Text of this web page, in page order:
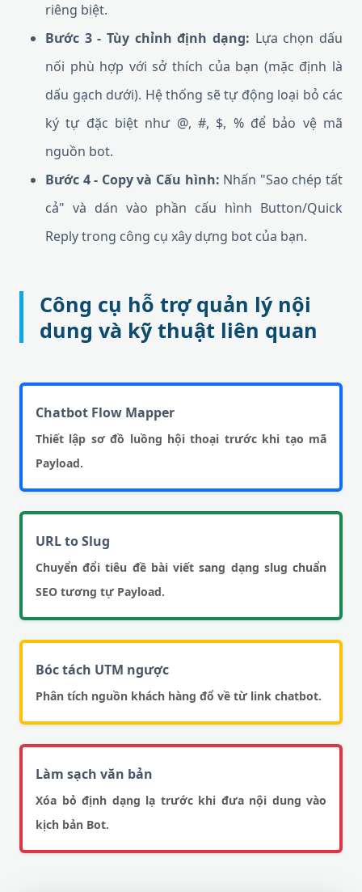
riêng biệt.
Bước 3 - Tùy chỉnh định dạng: Lựa chọn dấu
nối phù hợp với sở thích của bạn (mặc định là
dấu gạch dưới). Hệ thống sẽ tự động loại bỏ các
ký tự đặc biệt như @, #, $, % để bảo vệ mã
nguồn bot.
Bước 4 - Copy và Cấu hình: Nhấn "Sao chép tất
cả" và dán vào phần cấu hình Button/Quick
Reply trong công cụ xây dựng bot của bạn.
Công cụ hỗ trợ quản lý nội
dung và kỹ thuật liên quan
Chatbot Flow Mapper
Thiết lập sơ đồ luồng hội thoại trước khi tạo mã
Payload.
URL to Slug
Chuyển đổi tiêu đề bài viết sang dạng slug chuẩn
SEO tương tự Payload.
Bóc tách UTM ngược
Phân tích nguồn khách hàng đổ về từ link chatbot.
Làm sạch văn bản
Xóa bỏ định dạng lạ trước khi đưa nội dung vào
kịch bản Bot.